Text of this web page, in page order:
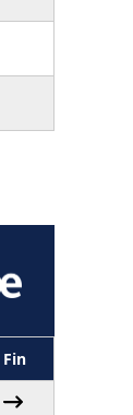
Fin